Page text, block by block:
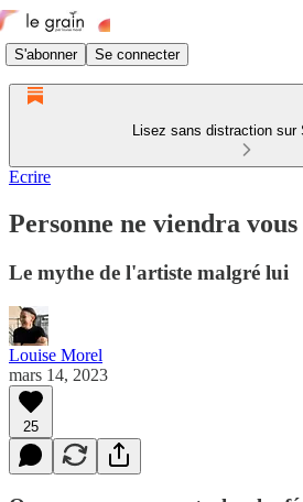
S'abonner Se connecter
Lisez sans distraction sur
Ecrire
Personne ne viendra
Le mythe de l'artiste malgré lui
Louise Morel
mars 14, 2023
25